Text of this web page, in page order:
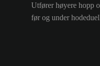
Utfører høyere hopp
før og under